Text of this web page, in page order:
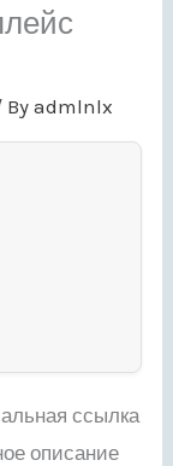
Byadmlnlx
ссылка
описание